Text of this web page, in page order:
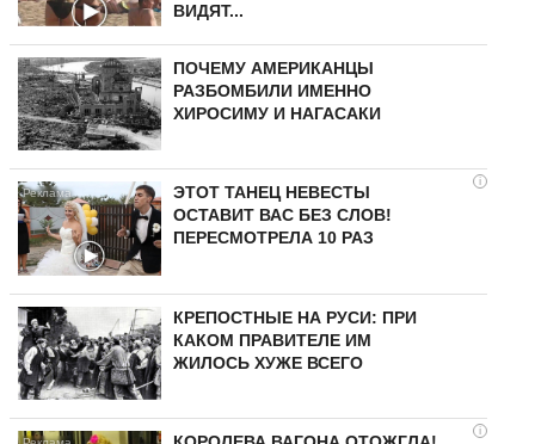
ВИДЯТ...
ПОЧЕМУ АМЕРИКАНЦЫ
РАЗБОМБИЛИ ИМЕННО
ХИРОСИМУ И НАГАСАКИ
i
ЭТОТ ТАНЕЦ НЕВЕСТЫ
ОСТАВИТ ВАС БЕЗ СЛОВ!
ПЕРЕСМОТРЕЛА 10 РАЗ
КРЕПОСТНЫЕ НА РУСИ: ПРИ
КАКОМ ПРАВИТЕЛЕ ИМ
ЖИЛОСЬ ХУЖЕ ВСЕГО
i